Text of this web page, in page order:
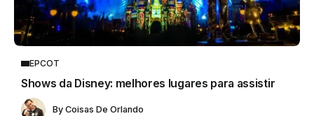
EPCOT
Shows da Disney: melhores lugares para assistir
By Coisas De Orlando